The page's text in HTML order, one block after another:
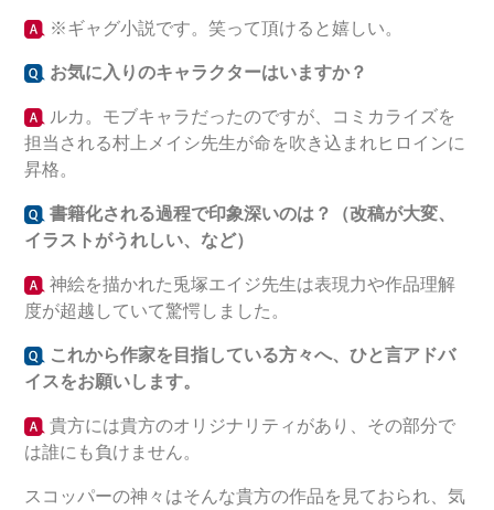
※ギャグ小説です。笑って頂けると嬉しい。
お気に入りのキャラクターはいますか？
ルカ。モブキャラだったのですが、コミカライズを
担当される村上メイシ先生が命を吹き込まれヒロインに
昇格。
書籍化される過程で印象深いのは？（改稿が大変、
イラストがうれしい、など）
神絵を描かれた兎塚エイジ先生は表現力や作品理解
度が超越していて驚愕しました。
これから作家を目指している方々へ、ひと言アドバ
イスをお願いします。
貴方には貴方のオリジナリティがあり、その部分で
は誰にも負けません。
スコッパーの神々はそんな貴方の作品を見ておられ、気